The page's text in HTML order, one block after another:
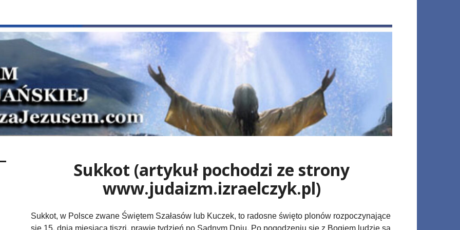
Sukkot (artykuł pochodzi ze strony
www.judaizm.izraelczyk.pl)
Sukkot, w Polsce zwane Świętem Szałasów lub Kuczek, to radosne święto plonów rozpoczynające się 15. dnia miesiąca tiszri, prawie tydzień po Sądnym Dniu. Po pogodzeniu się z Bogiem ludzie są gotowi do celebrowania najradośniejszych świąt w roku. Nie czując na sobie ciężaru grzechów, są gotowi bezgranicznie cieszyć się słowem bożym. Minął czas żalu za grzechy, nadeszła pora radości. „Święto też Kuczek obchodzić będziesz przez siedem dni, gdy zbierzesz z bojowiska i z pra­cy pożytki twoje, i będziesz używał w święto twoje, ty i syn twój, i cór­ka, sługa twój i służebnica, Lewit też i przychodzień, i sierota i wdo­wa, którzy są między bramami twymi. Siedem dni Jehowie, Bogu twemu święta obchodzić będziesz na miejscu, które obierze Jehowa, i błogosławić ci będzie Jehowa, Bój twój we wszech urodzajach twoich i we wszelkiej sprawie rąk twoich, i będziesz w radości” (Ks. Powtórzonego Prawa 16:13-15). W czasach istnienia Świątyni Jerozolimskiej Sukkot było najwięk­szym świętem pielgrzymim, któremu towarzyszyła atmosfera niczym nie zmąconej radości i wdzięczności za zakończone właśnie jesienne żniwa. Tysiące pielgrzymów z całej ziemi palestyńskiej przybywało do Świątyni, by Bóg pobłogosławił płody z ich pól i winnic. Wszystkie ulice w mieście udekorowane były girlandami z kwiatów i owoców, palmowymi liśćmi i gałęziami winorośli. Wszędzie czuło się zapachy i wi­działo kolory jesieni. A przecież święto to jest wyjątkowe nie tylko ze względu na swą urodę i związane z urodzajem bogactwo. Tora mówi: „I będziecie mieszkać w kuczkach przez siedm dni. Wszelki, kto jest z rodu Izraelowego, będzie miesz­kał w kuczkach: aby się nauczyli potomkowie waszy, żem kazał w kuczkach miesz­kać synom Izraelowym, gdym je wywiódł z Ziemie Egipskiej” (Ks. Kapłańska 23:42-43). Ludzie opuszczali zatem swe wygodne mieszkania i przenosili się do bu­dek i szałasów, zwanych sukkot, by przez siedem dni cieszyć się w nich obfitością dóbr, które Bóg zapewnił im w Ziemi Obiecanej, a zarazem by niejako doświadczyć losu przodków, którzy 40 lat wędrowali przez pustynię, zanim do Ziemi Obiecanej dotarli. Dziś biblijne celebrowanie Święta Kuczek jest tylko wspomnieniem, aczkolwiek wciąż przestrzega się zalecania zamieszkiwania w szałasach. Ich wznoszenie rozpo­czyna się zaraz po Jom Kipur. A ponieważ przez siedem świątecznych dni mają one stanowić dla całej rodziny drugi dom, ich budowniczowie starają się wykazać umiejętnościami i pomysłowością, żeby były one wygodne i przyjemne. Jak dziś wy­gląda taka kuczka? W dużym stopniu zależy to od zamożności, zdolności i pomysło­wości tego, kto ją buduje. Niektóre to prawdziwe małe, skromne szałasy, wciśnięte w kąt balkonu lub niewielkiego podwórka. Inne to wspaniałe przystrojone pomiesz­czenia znacznych rozmiarów, dumnie wznoszące się na podwórzu lub w ogrodzie. Niezależnie od swego wyglądu i rozmiaru prawidłowo wzniesiona kuczka musi speł­niać kilka warunków. Po pierwsze, musi się w niej zmieścić stół, przy którym w okresie świąt będzie jadać cała rodzina. Po drugie, by oprzeć się podmuchom wia­tru, musi ona mieć trzy solidne ściany, mogą one być z drewna, cegieł, kamieni lub metalowych płyt. Pokrycie dachu muszą stanowić gałęzie drzew liściastych, słoma, gałęzie iglaków lub inny naturalny materiał, w każdym razie dach musi być na tyle przejrzysty, by było widać przezeń gwiazdy. Kuczka powinna być nie tylko wygod­na, ale również piękna, wielką wagę więc przykłada się do jej dekoracji. Na ścianach zawiesza się czerwone jabłka, jasne i ciemne winogrona, owoce papryki, bakłażany, kolby kukurydzy, a w ciepłych krajach także daktyle, figi, pomarańcze, granaty. Krótko mówiąc, wszelkie jesienne owoce, typowe dla danego kraju, które mają sta­nowić symboliczny wyraz wdzięczności dla Pana, za to, że obdarował nimi ludzi w tej porze roku. Głównym zaleceniem obowiązującym w Sukkot jest mieszkanie w szałasach. Każde polecenie Boga należy wypełniać z radością, lecz w przypadku tego święta powinna ona być uzewnętrzniana z jeszcze większą mocą, ponieważ Tora wyraźnie nakazuje ludziom weselić się. Po raz pierwszy wchodzi się do szałasu pierwszego świątecznego wieczoru, aby spożywać pierwszy świąteczny posiłek. Rodzina zasia­da do stołu po zachodzie słońca, gdy na niebie pojawią się trzy pierwsze gwiazdy. Doniosłość wywodzącego się z czasów biblijnych święta plonów wyraża się też w składnikach typowych dla niego potraw. Wykorzystuje się wszystkie jesienne owoce i warzywa w najrozmaitszych kombinacjach — serwowane są dania pikantne i słodkie, przyrządzane z owoców lub warzyw, kolorowe, pachnące sałatki, desery oraz mnóstwo świeżych owoców i warzyw. Może zdarzyć się, że zła pogoda nie po­zwoli cieszyć się wypełnianiem bożego polecenia. Wystarczy wówczas wypowie­dzieć w kuczce wszystkie przewidziane na tę okoliczność błogosławieństwa, wypić łyk wina i zjeść trochę chleba. Natomiast cały wieczorny posiłek spożyć w cieple domu. Jeżeli pogoda na to pozwoli, każdego z siedmiu świątecznych dni powinno się spożyć w szałasie przynajmniej dwa główne posiłki. Ortodoksyjni Żydzi nawet w nim sypiają. Poza jedzeniem i spaniem w będącej bożym domem kuczce można również studiować Torę, oddawać się pobożnym roz­myślaniom i dyskusjom o bożych poleceniach. Niezwykłość tego miejsca pozwala w pełni odczuć wyjątkowy charakter tych świąt. A ponieważ radość dzielona z in­nymi jest radością podwójną, kuczka jest otwarta dla wszystkich, którzy zechcą przyjść i spędzić z gospodarzami czas. Jednak w Sukkot wizyty składają nie tylko goście z krwi i kości. Właśnie wtedy przybywa na ziemię siedmiu świętych gości, zwanych uszpizin — są to praojcowie: Abraham, Izaak, Jakub oraz Mojżesz, Aaron, Józef i Dawid, pragnący spędzić czas pod dachem śmiertelnych. Każdego dnia je­den z nich zstępuje z Edenu, by dzielić z ludźmi świąteczną radość. Wchodzący do szałasu Żydzi wypowiadają więc słowa powitania, a niektórzy wieszają na ścianie tabliczkę z następującym tekstem: „I weźmiecie sobie dnia pierwszego owoce z drzewa najpiękniejszego i rózczki palmowe, i gałązki drzewa gęstych gałęzi, i wierzbiny od potoku, i będziecie się weselić przed Jehową, Bogiem waszym, i święcić będziecie święto jego siedem dni przez rok” (Ks. Kapłańska 23:40). Od tego polecenia, aby wziąć owoc i trzy rodzaje gałązek, arba’a minim, wywodzi się główny obrzęd Święta Szałasów. Najważniejszy w nim jest etrog, owoc cytrusowy przypominający cytrynę. Trzeba go bardzo starannie wybrać: musi być świeży, pięk­nego koloru, regularnego kształtu i bez skazy. Jak drogie jest to polecenie Żydom, ukazuje następująca opowieść: zobaczywszy w wigilię Kuczek na rynku przepiękny etrog, biedny cadyk zapragnął go mieć. Nie mając dość pieniędzy, zdecydował się sprzedać cenne tefilin, które odziedziczył po swych przodkach, byle tylko kupić etrog. Gdy wrócił do domu i opowiedział żonie, co uczynił, ta wpadła w złość i rzuciła etrog na podłogę tak, że już do niczego się nie nadawał. Na co cadyk rzekł: „Sprzedałem tefilin, straciłem etrog, czy mam wpaść w otchłań szaleństwa?”. Gałązki palmy daktylowej nazywa się po hebrajsku lulaw, gałązkę mirtu — hadas, a gałązkę wierzby — arawa. Talmudyczny traktat poświęcony Świętu Szałasów określa kryteria, wedle których należy gałązki dobrać, oraz podaje dokładną ich licz­bę: jedna palmowa, dwie wierzbowe i trzy mirtowe. Tyle akurat trzeba, by wypeł­nić polecenie (micwa). Pod koniec każdego porannego nabożeństwa w Sukkot, z wyjątkiem soboty, należy wziąć etrog w lewą rękę, a związane razem lulaw, hadas i arawa w prawą i wypowiedzieć specjalne błogosławieństwo. Podczas części nabo­żeństwa, zwanej hallel, wymachuje się tą wiązką gałęzi na cztery strony świata, a na­stępnie w dół i w górę, co ma symbolizować panowanie Boga nad całą ziemią. Każ­dy z czterech gatunków drzew symbolizuje ponadto dobrych i gorszych ludzi. Naj­cenniejszy etrog, który ma wspaniały smak i cudowny zapach, reprezentuje tych spośród ludu Izraela, którzy studiują Torę i spełniają dobre uczynki. Daktyle mają doskonały smak, ale nie pachną, zatem lulaw symbolizuje tych, którzy wprawdzie studiują Torę, ale zapominają o dobrych uczynkach. Mirt, przeciwnie, pięknie pach­nie, ale nie nadaje się do jedzenia. Symbolizuje tych, którzy spełniają dobre uczyn­ki, ale zaniedbują studiowanie Tory. Wierzba, która nie pachnie i nie ma smaku, oznacza tych, którzy ani nie studiują Tory, ani nie dbają o dobre uczynki. Wszyscy ci ludzie to jeden niepodzielny naród, jak połączone etrog, lulaw, hadas i arawa. Wszyscy muszą wzajemnie na siebie liczyć i wspierać się. Grzesznicy grzeszą, a po­bożni żałują za ich grzechy i oczyszczają ich swymi dobrymi uczynkami. Istnieje też odmienna interpretacja, zawarta w Midrasz Agada, wedle której cztery gatunki drzew odpowiadają częściom ludzkiego ciała: etrog — sercu, cienki i wzniesiony w górę lulaw — kręgosłupowi, hadas — oku, a arawa — ustom. Po dodatkowym nabożeństwie (musaf) każdego kolejnego dnia świąt odprawia­na jest ceremonia hoszan.Rabin, kantor albo prowadzący modły Żyd bierze cztery rodzaje gałązek i obchodzi wokół synagogę. Podczas owej procesji zanosi się modły o zbawienie i o odbudowę Świątyni. Hoszana oznacza „zmiłuj się”, „pomóż nam”, od tego słowa pochodzi nazwa ceremonii. Kulminacja święta następuje dnia siód­mego, zwanego hoszana raba. Tego dnia wierni siedmiokrotnie obchodzą bimę, ude­rzając o podłogę wiązkami wierzbowych gałązek. Spadające z nich liście symbolizu­ją opadające grzechy, spadający z nieba deszcz i odwieczny cykl natury polegający na obumieraniu i odradzaniu się. Dzień ten jest traktowany jako pewnego rodzaju epilog, Dzień Pojednania, ostatnia szansa na odwrócenie poprzez żal za grzechy nie­korzystnych wyroków Niebios. Dlatego właśnie spożywa się podczas niego takie sa­me pokarmy jak w trakcie Wielkich Świąt: okrągłe chały, miodowe ciasteczka, słod­kie dania i kreplach z nadzieniem mięsnym. Tego dnia kończy się Sukkot, ale nie oznacza to nastania dni powszednich. Wiernych czekają jeszcze dwa świąteczne dni. „Dnia ósmego, który jest przechwalebny, wszelkiego dzieła służ